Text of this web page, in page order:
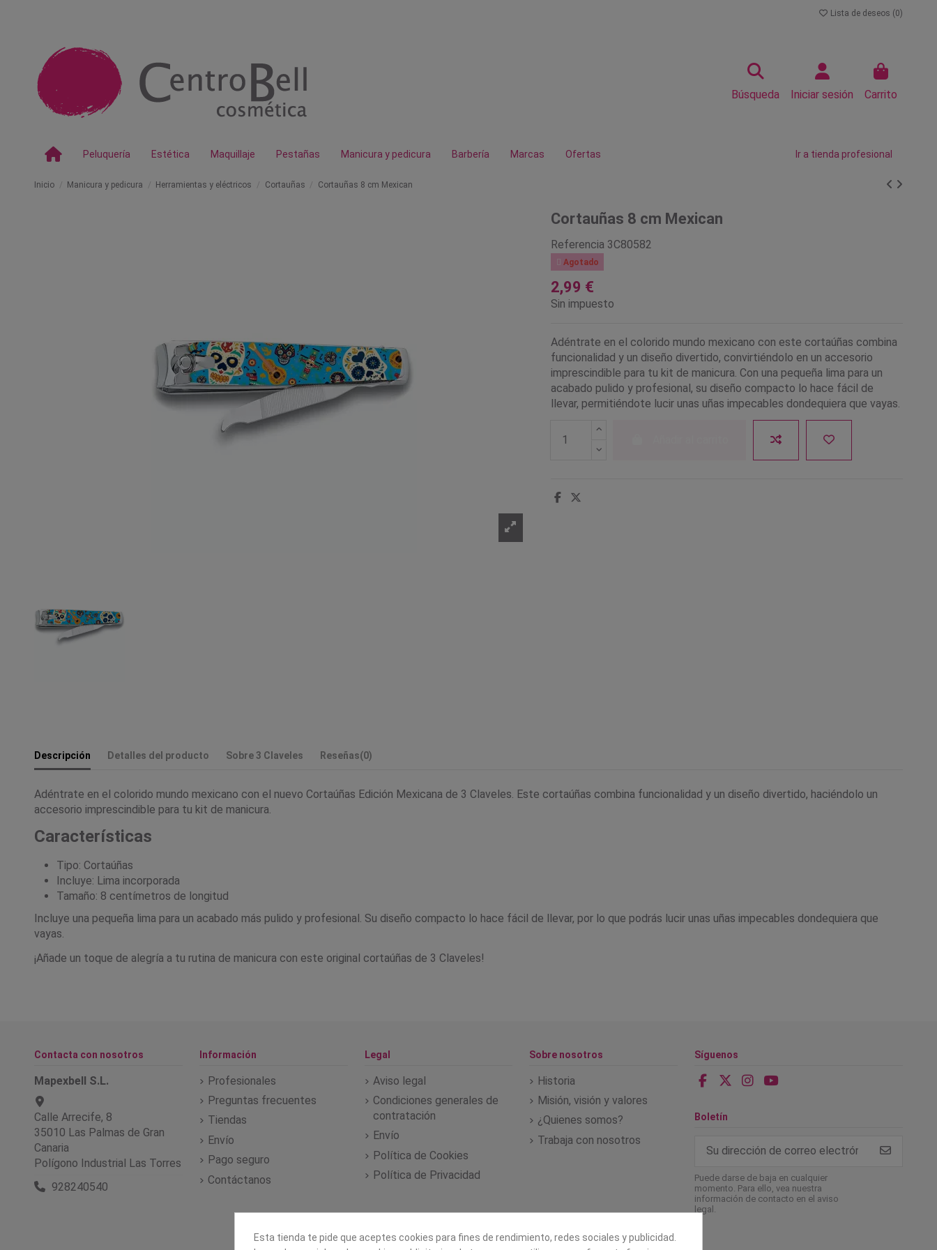
Lista de deseos (0)
Búsqueda Iniciar sesión Carrito
Peluquería Estética Maquillaje Pestañas Manicura y pedicura Barbería Marcas Ofertas Ir a tienda profesional
Inicio Manicura y pedicura Herramientas y eléctricos Cortauñas Cortauñas 8 cm Mexican
Cortauñas 8 cm Mexican
Referencia 3C80582
Agotado
2,99 €
Sin impuesto
Adéntrate en el colorido mundo mexicano con este cortaúñas combina
funcionalidad y un diseño divertido, convirtiéndolo en un accesorio
imprescindible para tu kit de manicura. Con una pequeña lima para un
acabado pulido y profesional, su diseño compacto lo hace fácil de
llevar, permitiéndote lucir unas uñas impecables dondequiera que vayas.
Descripción Detalles del producto Sobre 3 Claveles Reseñas(0)
Adéntrate en el colorido mundo mexicano con el nuevo Cortaúñas Edición Mexicana de 3 Claveles. Este cortaúñas combina funcionalidad y un diseño divertido, haciéndolo un
accesorio imprescindible para tu kit de manicura.
Características
Tipo: Cortaúñas
Incluye: Lima incorporada
Tamaño: 8 centímetros de longitud
Incluye una pequeña lima para un acabado más pulido y profesional. Su diseño compacto lo hace fácil de llevar, por lo que podrás lucir unas uñas impecables dondequiera que
vayas.
¡Añade un toque de alegría a tu rutina de manicura con este original cortaúñas de 3 Claveles!
Contacta con nosotros
Mapexbell S.L.
Calle Arrecife, 8
35010 Las Palmas de Gran
Canaria
Polígono Industrial Las Torres
928240540
Información
Profesionales
Preguntas frecuentes
Tiendas
Envío
Pago seguro
Contáctanos
Legal
Aviso legal
Condiciones generales de
contratación
Envío
Política de Cookies
Política de Privacidad
Sobre nosotros
Historia
Misión, visión y valores
¿Quienes somos?
Trabaja con nosotros
Síguenos
Boletín
Puede darse de baja en cualquier
momento. Para ello, vea nuestra
información de contacto en el aviso
legal.
Esta tienda te pide que aceptes cookies para fines de rendimiento, redes sociales y publicidad.